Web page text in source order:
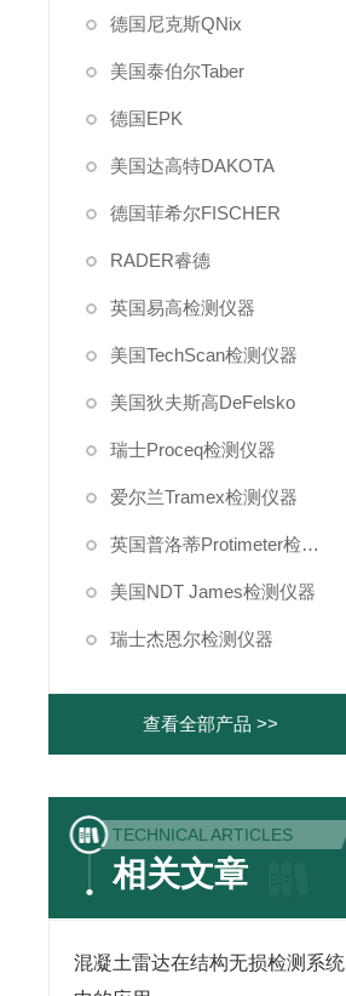
德国尼克斯QNix
美国泰伯尔Taber
德国EPK
美国达高特DAKOTA
德国菲希尔FISCHER
RADER睿德
英国易高检测仪器
美国TechScan检测仪器
美国狄夫斯高DeFelsko
瑞士Proceq检测仪器
爱尔兰Tramex检测仪器
英国普洛蒂Protimeter检测仪器
美国NDT James检测仪器
瑞士杰恩尔检测仪器
查看全部产品 >>
TECHNICAL ARTICLES
相关文章
混凝土雷达在结构无损检测系统